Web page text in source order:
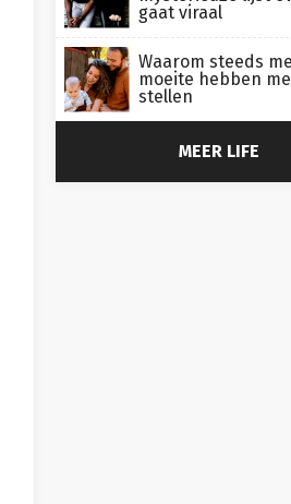
gaat viraal
Waarom steeds
moeite hebben
stellen
MEER LIFE